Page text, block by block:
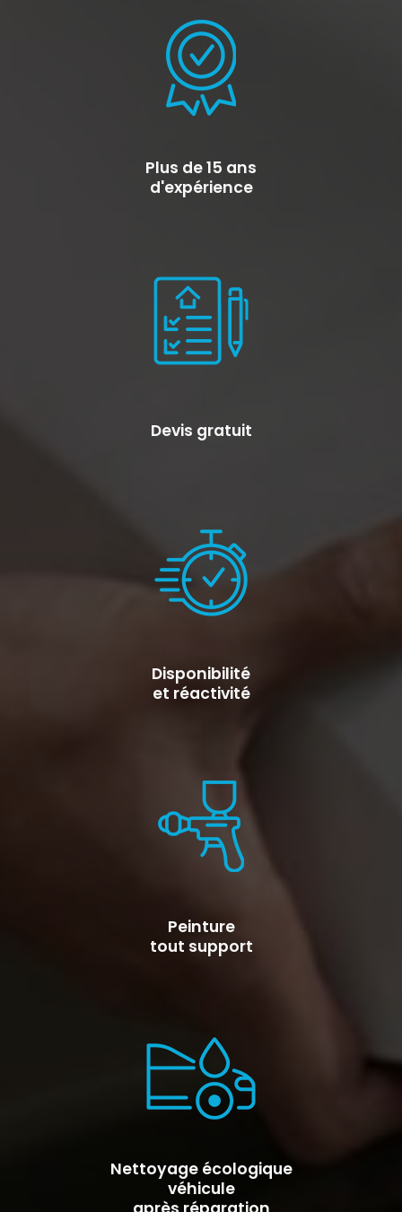
Plus de 15 ans
d'expérience
Devis gratuit
Disponibilité
et réactivité
Peinture
tout support
Nettoyage écologique
véhicule